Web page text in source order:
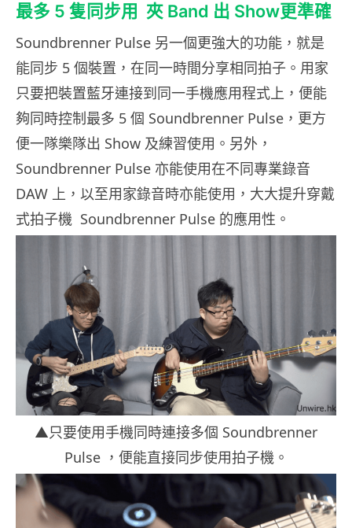
最多 5 隻同步用 夾 Band 出 Show更準確
Soundbrenner Pulse 另一個更強大的功能，就是
能同步 5 個裝置，在同一時間分享相同拍子。用家
只要把裝置藍牙連接到同一手機應用程式上，便能
夠同時控制最多 5 個 Soundbrenner Pulse，更方
便一隊樂隊出 Show 及練習使用。另外，
Soundbrenner Pulse 亦能使用在不同專業錄音
DAW 上，以至用家錄音時亦能使用，大大提升穿戴
式拍子機 Soundbrenner Pulse 的應用性。
▲只要使用手機同時連接多個 Soundbrenner
Pulse ，便能直接同步使用拍子機。